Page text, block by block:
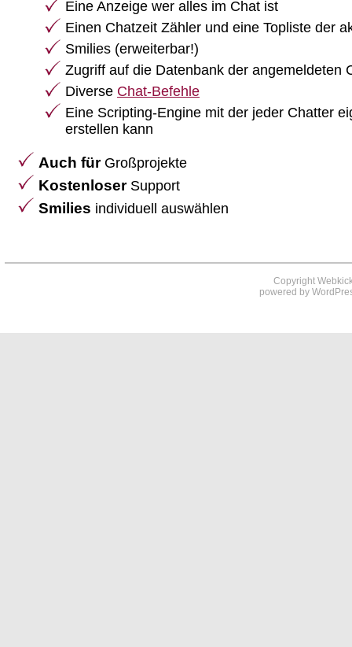
Eine Anzeige wer alles im Chat ist
Einen Chatzeit Zähler und eine Topliste der
Smilies (erweiterbar!)
Zugriff auf die Datenbank der angemeldeten
Diverse Chat-Befehle
Eine Scripting-Engine mit der jeder Chatter
erstellen kann
Auch fürGroßprojekte
KostenloserSupport
Smilies individuell auswählen
Copyright
powered by